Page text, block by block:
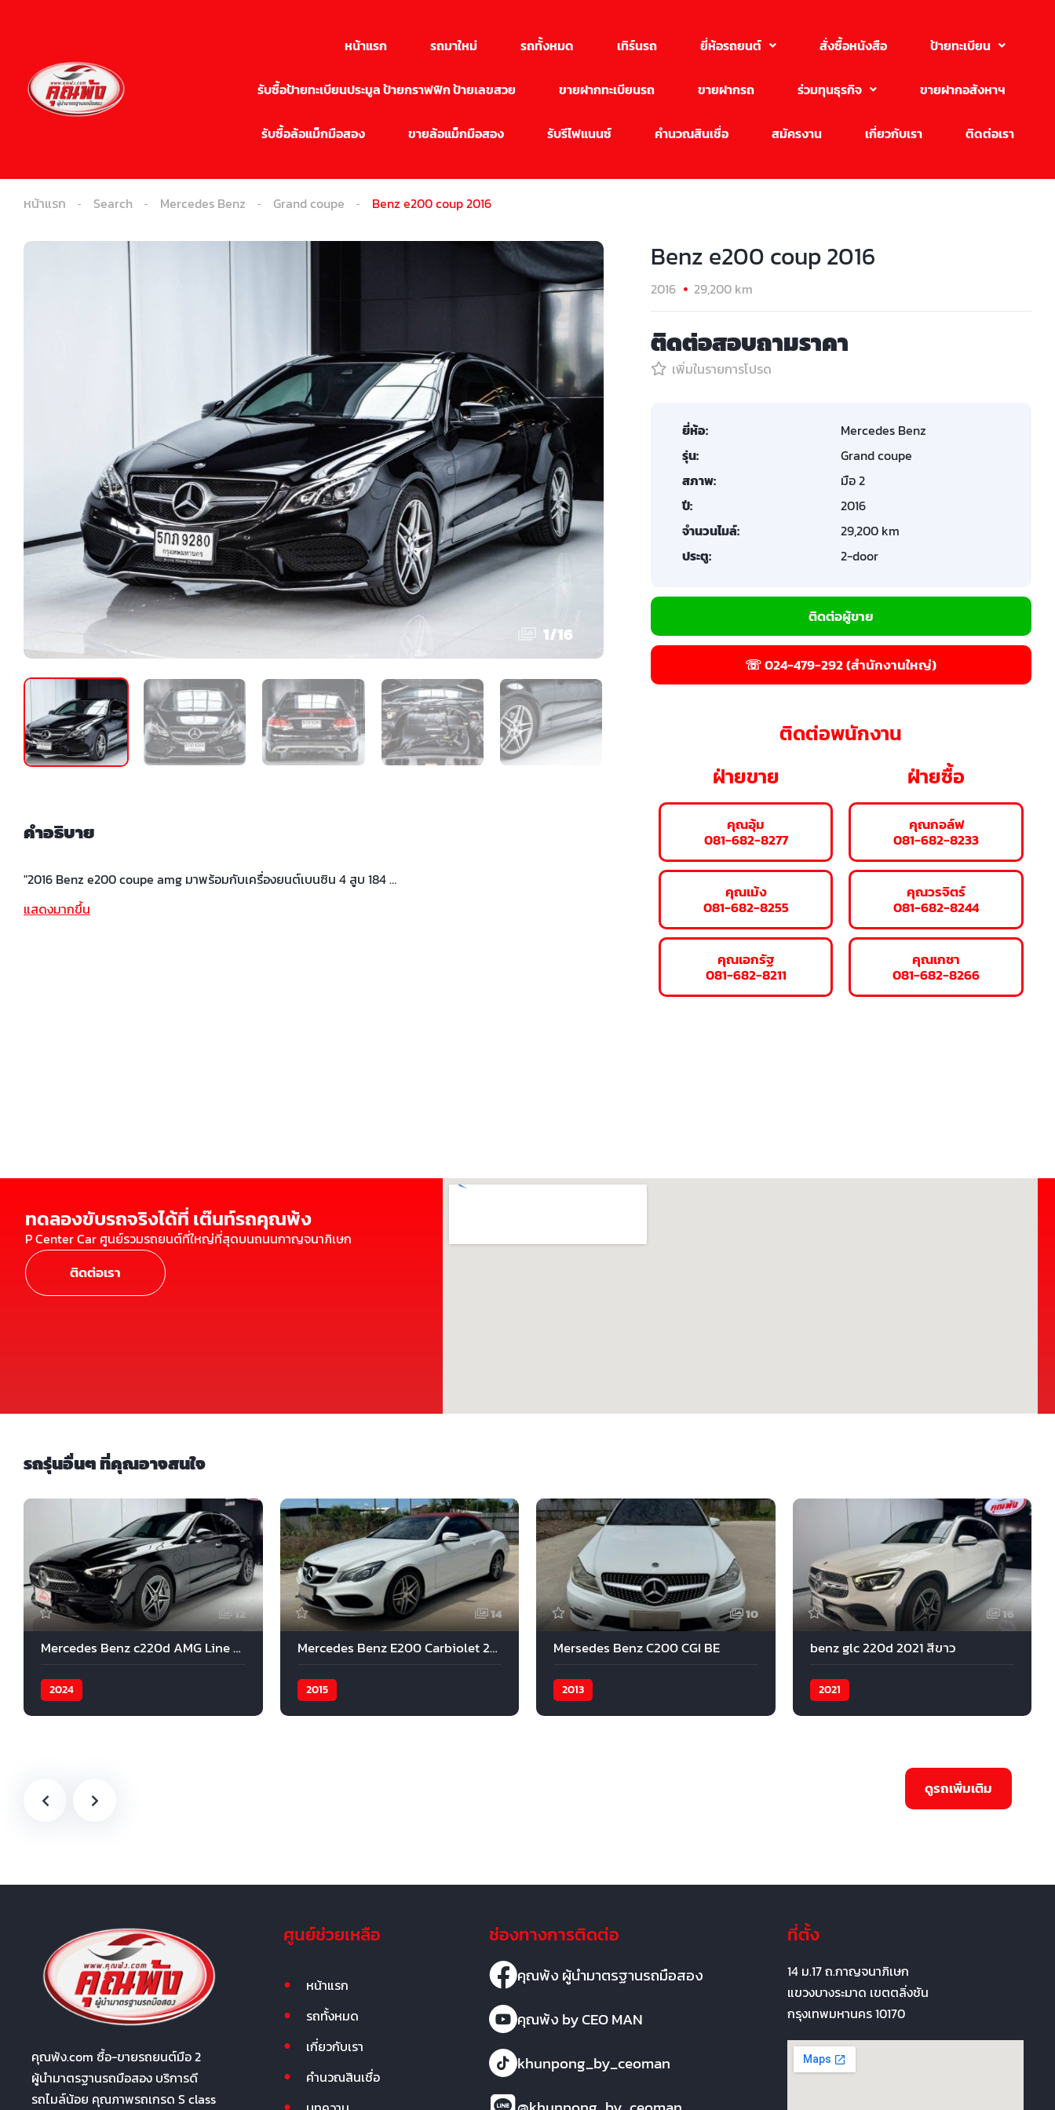
หน้าแรก รถมาใหม่ รถทั้งหมด เทิร์นรถ ยี่ห้อรถยนต์ สั่งซื้อหนังสือ ป้ายทะเบียน
รับซื้อป้ายทะเบียนประมูล ป้ายกราฟฟิก ป้ายเลขสวย ขายฝากทะเบียนรถ ขายฝากรถ ร่วมทุนธุรกิจ ขายฝากอสังหาฯ
รับซื้อล้อแม็กมือสอง ขายล้อแม็กมือสอง รับรีไฟแนนซ์ คำนวณสินเชื่อ สมัครงาน เกี่ยวกับเรา ติดต่อเรา
หน้าแรก Search Mercedes Benz Grand coupe Benz e200 coup 2016
1/16
คำอธิบาย
"2016 Benz e200 coupe amg มาพร้อมกับเครื่องยนต์เบนซิน 4 สูบ 184 …
แสดงมากขึ้น
Benz e200 coup 2016
2016 29,200 km
ติดต่อสอบถามราคา
เพิ่มในรายการโปรด
ยี่ห้อ:
Mercedes Benz
รุ่น:
Grand coupe
สภาพ:
มือ 2
ปี:
2016
จำนวนไมล์:
29,200 km
ประตู:
2-door
ติดต่อผู้ขาย
☏ 024-479-292 (สำนักงานใหญ่)
ติดต่อพนักงาน
ฝ่ายขาย
คุณอุ้ม
081-682-8277
คุณเม้ง
081-682-8255
คุณเอกรัฐ
081-682-8211
ฝ่ายซื้อ
คุณกอล์ฟ
081-682-8233
คุณวรจิตร์
081-682-8244
คุณเกชา
081-682-8266
ทดลองขับรถจริงได้ที่ เต๊นท์รถคุณพ้ง
P Center Car ศูนย์รวมรถยนต์ที่ใหญ่ที่สุดบนถนนกาญจนาภิเษก
ติดต่อเรา
รถรุ่นอื่นๆ ที่คุณอาจสนใจ
12
Mercedes Benz c220d AMG Line 2024
2024
14
Mercedes Benz E200 Carbiolet 2015
2015
10
Mersedes Benz C200 CGI BE
2013
16
benz glc 220d 2021 สีขาว
2021
คุณพ้ง.com ซื้อ-ขายรถยนต์มือ 2
ผู้นำมาตรฐานรถมือสอง บริการดี
รถไมล์น้อย คุณภาพรถเกรด S class
ศูนย์ช่วยเหลือ
หน้าแรก
รถทั้งหมด
เกี่ยวกับเรา
คำนวณสินเชื่อ
ช่องทางการติดต่อ
คุณพ้ง ผู้นำมาตรฐานรถมือสอง
คุณพ้ง by CEO MAN
khunpong_by_ceoman
ที่ตั้ง
14 ม.17 ถ.กาญจนาภิเษก
แขวงบางระมาด เขตตลิ่งชัน
กรุงเทพมหานคร 10170